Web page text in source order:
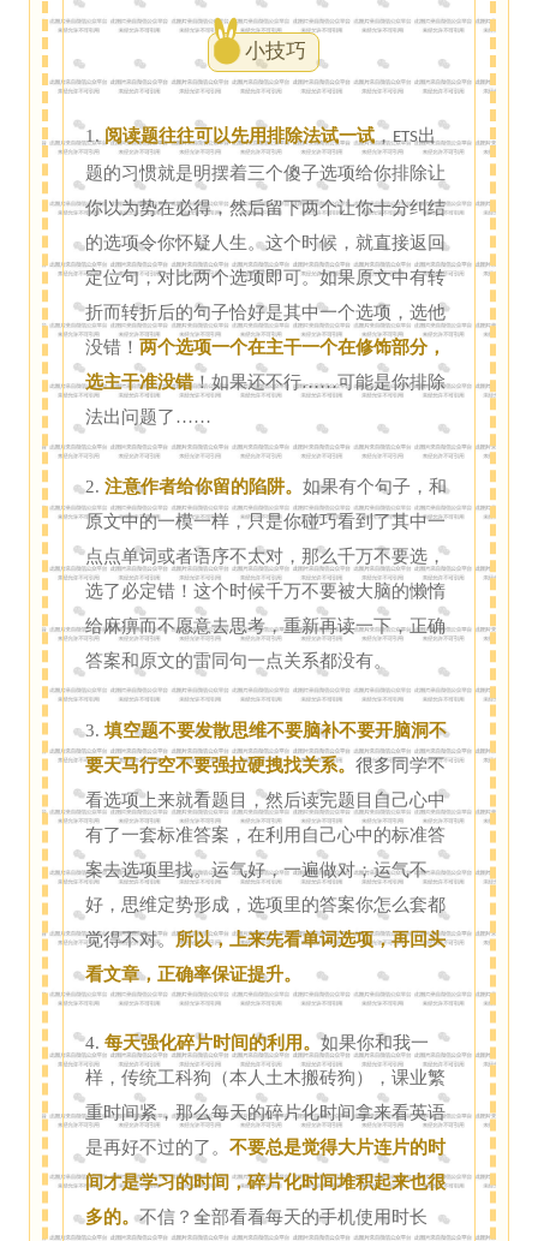
小技巧
1.阅读题往往可以先用排除法试一试，ETS出
题的习惯就是明摆着三个傻子选项给你排除让
你以为势在必得，然后留下两个让你十分纠结
的选项令你怀疑人生。这个时候，就直接返回
定位句，对比两个选项即可。如果原文中有转
折而转折后的句子恰好是其中一个选项，选他
没错！ 两个选项一个在主干一个在修饰部分，
选主干准没错！如果还不行……可能是你排除
法出问题了……
2. 注意作者给你留的陷阱。 如果有个句子，和
原文中的一模一样，只是你碰巧看到了其中一
点点单词或者语序不太对，那么千万不要选，
选了必定错！这个时候千万不要被大脑的懒惰
给麻痹而不愿意去思考，重新再读一下，正确
答案和原文的雷同句一点关系都没有。
3.填空题不要发散思维不要脑补不要开脑洞不
要天马行空不要强拉硬拽找关系。 很多同学不
看选项上来就看题目，然后读完题目自己心中
有了一套标准答案，在利用自己心中的标准答
案去选项里找。运气好，一遍做对；运气不
好，思维定势形成，选项里的答案你怎么套都
觉得不对。所以，上来先看单词选项，再回头
看文章，正确率保证提升。
4. 每天强化碎片时间的利用。如果你和我一
样，传统工科狗（本人土木搬砖狗），课业繁
重时间紧，那么每天的碎片化时间拿来看英语
是再好不过的了。 不要总是觉得大片连片的时
间才是学习的时间，碎片化时间堆积起来也很
多的。不信？全部看看每天的手机使用时长